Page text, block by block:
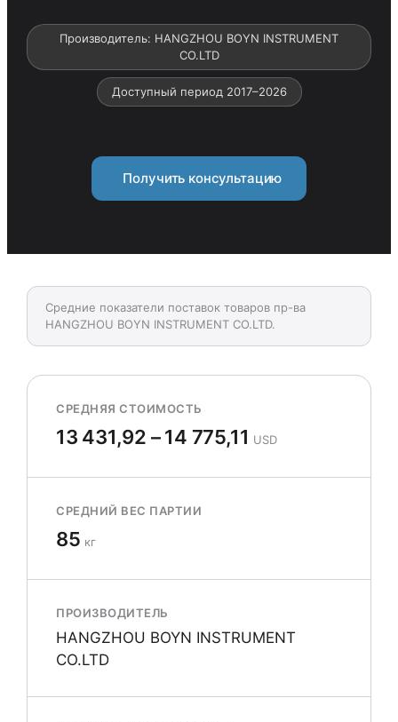
Производитель: HANGZHOU BOYN INSTRUMENT
CO.LTD
Доступный период 2017–2026
Получить консультацию
Средние показатели поставок товаров пр-ва
HANGZHOU BOYN INSTRUMENT CO.LTD.
СРЕДНЯЯ СТОИМОСТЬ
13 431,92 – 14 775,11 USD
СРЕДНИЙ ВЕС ПАРТИИ
85 кг
ПРОИЗВОДИТЕЛЬ
HANGZHOU BOYN INSTRUMENT
CO.LTD